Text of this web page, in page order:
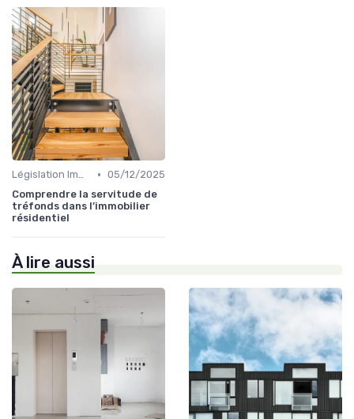
Législation Immobilière • 05/12/2025
Comprendre la servitude de
tréfonds dans l’immobilier
résidentiel
À lire aussi